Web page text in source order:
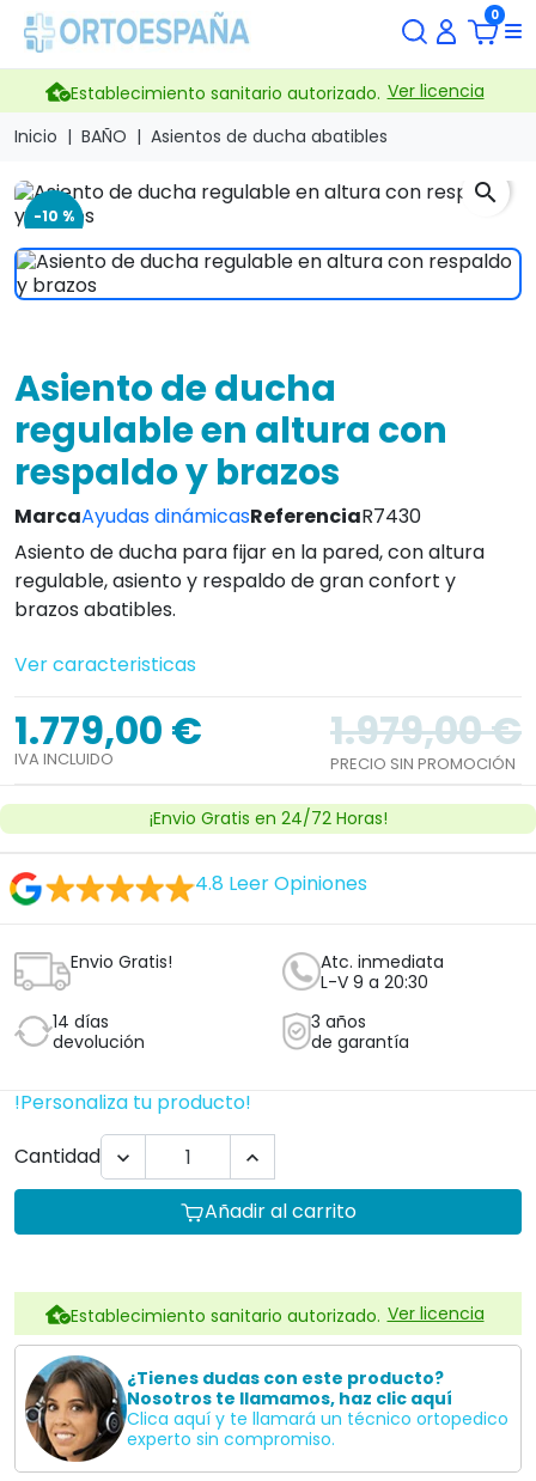
0
Establecimiento sanitario autorizado. Ver licencia
Inicio
BAÑO Asientos de ducha abatibles
-10 %
search
Asiento de ducha
regulable en altura con
respaldo y brazos
MarcaAyudas dinámicasReferenciaR7430
Asiento de ducha para fijar en la pared, con altura
regulable, asiento y respaldo de gran confort y
brazos abatibles.
Ver caracteristicas
1.779,00 €
IVA INCLUIDO
1.979,00 €
PRECIO SIN PROMOCIÓN
¡Envio Gratis en 24/72 Horas!
4.8 Leer Opiniones
Envio Gratis!
Atc. inmediata
L-V 9 a 20:30
14 días
devolución
3 años
de garantía
!Personaliza tu producto!
Cantidad
 
Añadir al carrito
Establecimiento sanitario autorizado. Ver licencia
¿Tienes dudas con este producto?
Nosotros te llamamos, haz clic aquí
Clica aquí y te llamará un técnico ortopedico
experto sin compromiso.